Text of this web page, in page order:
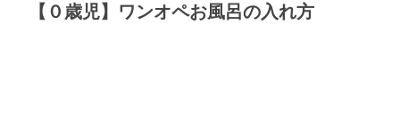
【０歳児】ワンオペお風呂の入れ方